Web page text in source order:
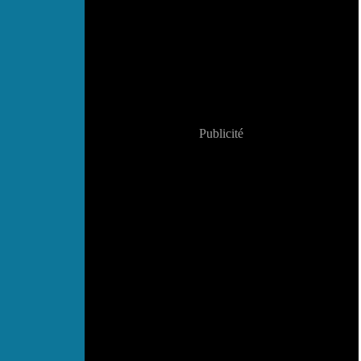
Publicité